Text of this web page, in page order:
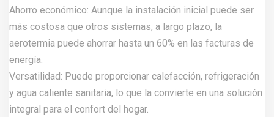
Ahorro económico: Aunque la instalación inicial puede ser
más costosa que otros sistemas, a largo plazo, la
aerotermia puede ahorrar hasta un 60% en las facturas de
energía.
Versatilidad: Puede proporcionar calefacción, refrigeración
y agua caliente sanitaria, lo que la convierte en una solución
integral para el confort del hogar.